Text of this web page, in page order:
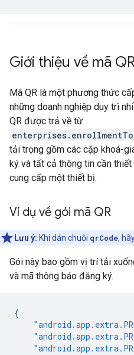
Giới thiệu về mã
Mã QR là một phương thức
những doanh nghiệp duy trì
QR được trả về từ
tải trọng gồm các cặp khoá-
ký và tất cả thông tin cần
cung cấp một thiết bị.
Ví dụ về gói mã QR
Lưu ý: Khi dán chuỗi qrCode,
Gói này bao gồm vị trí tải
và mã thông báo đăng ký.
{